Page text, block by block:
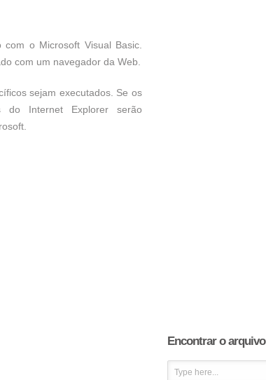
o Microsoft Visual Basic.
com um navegador da Web.
sejam executados. Se os
do Internet Explorer serão
Encontrar o arquivo